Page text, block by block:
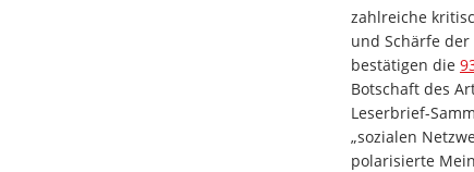
zahlreiche
und Schärfe
bestätigen die
Botschaft des
Leserbrief-
„sozialen
polarisierte